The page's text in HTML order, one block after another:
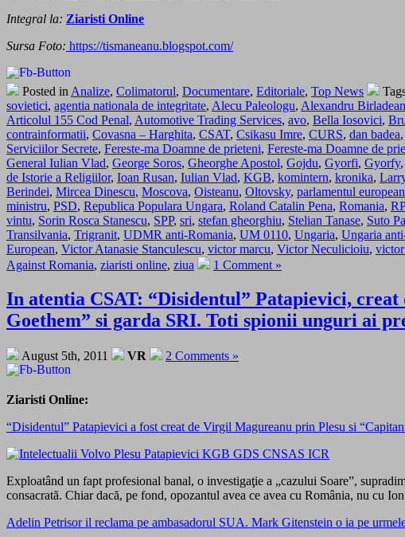
Integral la: Ziaristi Online
Sursa Foto: https://tismaneanu.blogspot.com/
Posted in Analize, Colimatorul, Documentare, Editoriale, Top News
sovietici, agentia nationala de integritate, Alecu Paleologu, Alexandru
Articolul 155 Cod Penal, Automotive Trading Services, avo, Bella Iosovici,
contrainformatii, Covasna – Harghita, CSAT, Csikasu Imre, CURS, dan badea,
Serviciilor Secrete, Fereste-ma Doamne de prieteni, Fereste-ma Doamne de
General Iulian Vlad, George Soros, Gheorghe Apostol, Gojdu, Gyorfi, Gyorfy,
de Istorie a Religiilor, Ioan Rusan, Iulian Vlad, KGB, komintern, kronika,
Berindei, Mircea Dinescu, Moscova, Oisteanu, Oltovsky, parlamentul european
ministru, PSD, Republica Populara Ungara, Roland Catalin Pena, Romania,
vintu, Sorin Rosca Stanescu, SPP, sri, stefan gheorghiu, Stelian Tanase, Suto
Transilvania, Trigranit, UDMR anti-Romania, UM 0110, Ungaria, Ungaria
European, Victor Atanasie Stanculescu, victor marcu, Victor Neculicioiu,
Against Romania, ziaristi online, ziua 1 Comment »
In atentia CSAT: “Disidentul” Patapievici,
Goethem” si garda SRI. Toti spionii unguri ai
August 5th, 2011 VR 2 Comments »
Ziaristi Online:
“Disidentul” Patapievici a fost creat de Virgil Magureanu prin Plesu si
Exploatând un fapt profesional banal, o investigaţie a „cazului Soare”,
consacrată. Chiar dacă, pe fond, opozantul avea ce avea cu România, nu cu
Adelin Petrisor il reclama pe ambasadorul SUA. Mark Gitenstein o ia pe